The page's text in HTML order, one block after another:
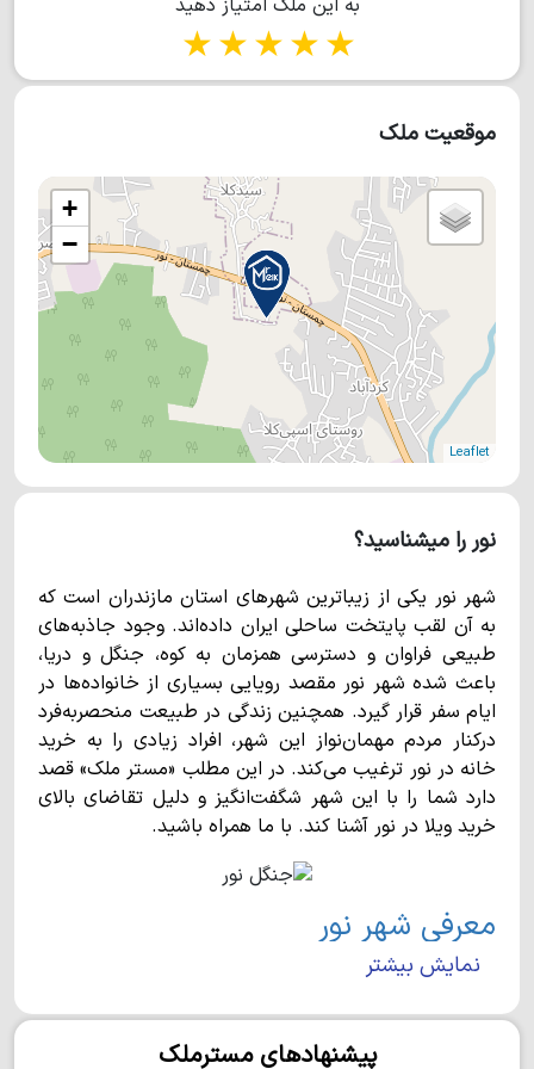
به این ملک امتیاز دهید
5 stars
4 stars
3 stars
2 stars
موقعیت ملک
+
−
Leaflet
نور را میشناسید؟
شهر نور یکی از زیباترین شهرهای استان مازندران است که
به آن لقب پایتخت ساحلی ایران داده‌اند. وجود جاذبه‌های
طبیعی فراوان و دسترسی همزمان به کوه، جنگل و دریا،
باعث شده شهر نور مقصد رویایی بسیاری از خانواده‌ها در
ایام سفر قرار گیرد. همچنین زندگی در طبیعت منحصربه‌فرد
درکنار مردم مهمان‌نواز این شهر، افراد زیادی را به خرید
خانه در نور ترغیب می‌کند. در این مطلب «مستر ملک» قصد
دارد شما را با این شهر شگفت‌انگیز و دلیل تقاضای بالای
خرید ویلا در نور آشنا کند. با ما همراه باشید.
معرفی شهر نور
شهر نور در بخش مرکزی شهرستانی به همین نام واقع شده
جمعیت دارد. این شهر به صورت خطی در جنوب دریای خزر
کشیده شده است و از شرق به ایزدشهر و از غرب به شهر
نمایش بیشتر
پیشنهادهای مسترملک